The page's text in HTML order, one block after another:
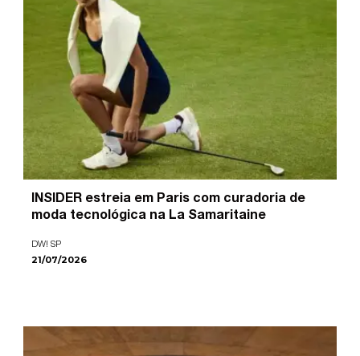
INSIDER estreia em Paris com curadoria de
moda tecnológica na La Samaritaine
DW! SP
21/07/2026